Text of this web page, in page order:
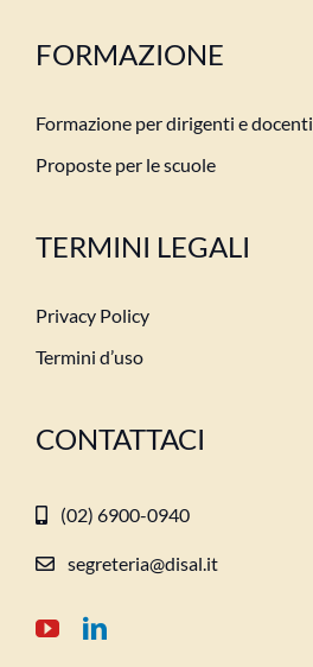
FORMAZIONE
Formazione per dirigenti e docenti
Proposte per le scuole
TERMINI LEGALI
Privacy Policy
Termini d’uso
CONTATTACI
(02) 6900-0940
segreteria@disal.it